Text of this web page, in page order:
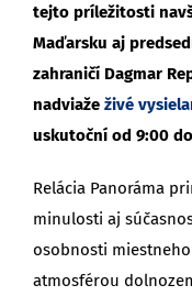
tejto príležitosti
Maďarsku aj
zahraničí Dagmar
nadviaže živé
uskutoční od 9:00
Relácia Panoráma
minulosti aj
osobnosti
atmosférou